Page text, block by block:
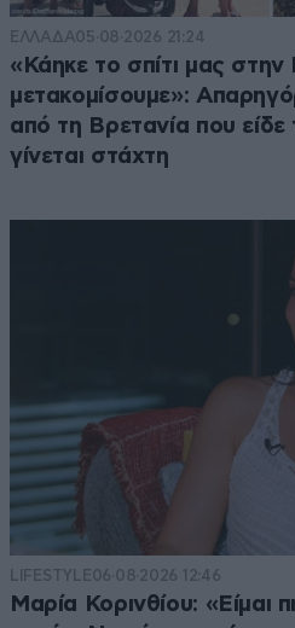
ΕΛΛΑΔΑ05·08·2026 21:24
«Κάηκε το σπίτι μας στην
μετακομίσουμε»:
από τη Βρετανία που
γίνεται στάχτη
LIFESTYLE06·08·2026 12:46
Μαρία Κορινθίου: «Είμαι